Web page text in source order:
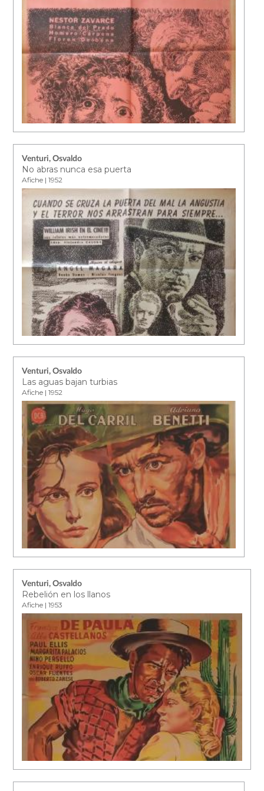
Venturi, Osvaldo
No abras nunca esa puerta
Afiche | 1952
Venturi, Osvaldo
Las aguas bajan turbias
Afiche | 1952
Venturi, Osvaldo
Rebelión en los llanos
Afiche | 1953